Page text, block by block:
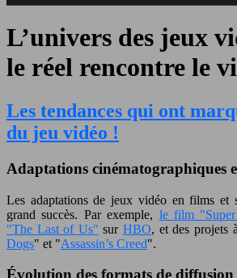
L’univers des jeux
le réel rencontre le
Les tendances qui ont
du jeu vidéo !
Adaptations cinématographiques
Les adaptations de jeux vidéo en films et
grand succès. Par exemple, le film
"The Last of Us" surHBO, et des projets
Dogs" et "Assassin’s Creed".
Évolution des formats de diffusion